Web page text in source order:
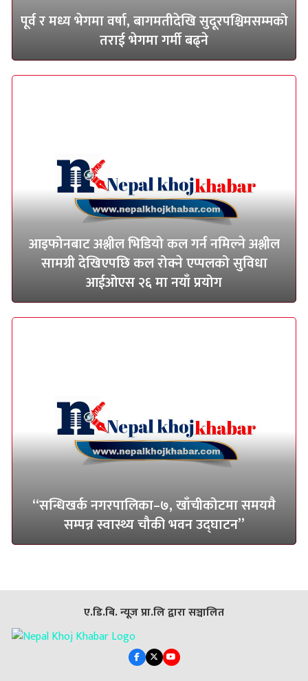
पूर्व र मध्य भेगमा वर्षा, बागमतीदेखि सुदूरपश्चिमसम्मको
तराई भेगमा गर्मी बढ्ने
आइफोनबाट अश्लील भिडियो कल गर्न नमिल्ने अश्लील
सामग्री देखिएपछि कल रोक्ने एप्पलको सुविधा
आईओएस २६ मा नयाँ प्रयोग
“सन्धिखर्क नगरपालिका–७, खाँचीकोटमा समयमै
सम्पन्न स्वास्थ्य चौकी भवन उद्घाटन”
ए.डि.बि. न्यूज प्रा.लि द्वारा सञ्चालित